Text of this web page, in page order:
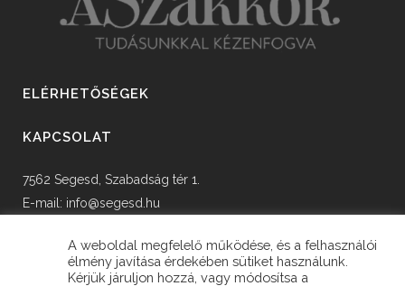
ELÉRHETŐSÉGEK
KAPCSOLAT
7562 Segesd, Szabadság tér 1.
E-mail: info@segesd.hu
A weboldal megfelelő működése, és a felhasználói
élmény javítása érdekében sütiket használunk.
Kérjük járuljon hozzá, vagy módosítsa a